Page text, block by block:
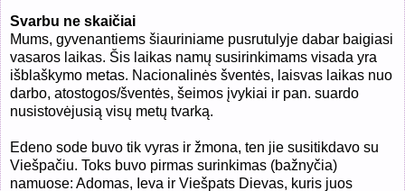
Svarbu ne skaičiai
Mums, gyvenantiems šiauriniame pusrutulyje dabar baigiasi
vasaros laikas. Šis laikas namų susirinkimams visada yra
išblaškymo metas. Nacionalinės šventės, laisvas laikas nuo
darbo, atostogos/šventės, šeimos įvykiai ir pan. suardo
nusistovėjusią visų metų tvarką.
Edeno sode buvo tik vyras ir žmona, ten jie susitikdavo su
Viešpačiu. Toks buvo pirmas surinkimas (bažnyčia)
namuose: Adomas, Ieva ir Viešpats Dievas, kuris juos